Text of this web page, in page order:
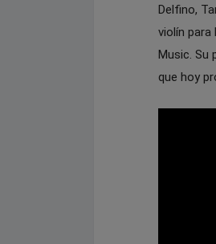
Delfino,
violín para
Music. Su
que hoy